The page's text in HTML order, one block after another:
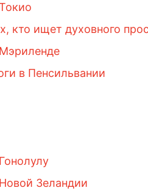
ищет духовного
в Пенсильвании
Зеландии